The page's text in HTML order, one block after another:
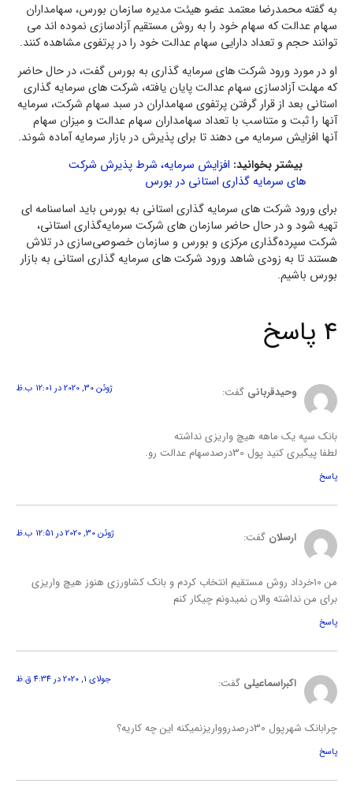
به گفته محمدرضا معتمد عضو هیئت مدیره سازمان بورس، سهامداران
سهام عدالت که سهام خود را به روش مستقیم آزادسازی نموده اند می
توانند حجم و تعداد دارایی سهام عدالت خود را در پرتفوی مشاهده کنند.
او در مورد ورود شرکت های سرمایه گذاری به بورس گفت، در حال حاضر
که مهلت آزادسازی سهام عدالت پایان یافته، شرکت های سرمایه گذاری
استانی بعد از قرار گرفتن پرتفوی سهامداران در سبد سهام شرکت، سرمایه
آنها را ثبت و متناسب با تعداد سهامداران سهام عدالت و میزان سهام
آنها افزایش سرمایه می دهند تا برای پذیرش در بازار سرمایه آماده شوند.
بیشتر بخوانید: افزایش سرمایه، شرط پذیرش شرکت
های سرمایه گذاری استانی در بورس
برای ورود شرکت های سرمایه گذاری استانی به بورس باید اساسنامه ای
تهیه شود و در حال حاضر سازمان های شرکت‌ سرمایه‌گذاری استانی،
شرکت سپرده‌گذاری مرکزی و بورس و سازمان خصوصی‌سازی در تلاش
هستند تا به زودی شاهد ورود شرکت های سرمایه گذاری استانی به بازار
بورس باشیم.
4 پاسخ
وحیدقربانی گفت: ژوئن 30, 2020 در 12:01 ب.ظ
بانک سپه یک ماهه هیچ واریزی نداشته
لطفا پیگیری کنید پول 30درصدسهام عدالت رو.
پاسخ
ارسلان گفت: ژوئن 30, 2020 در 12:51 ب.ظ
من 10خرداد روش مستقیم انتخاب کردم و بانک کشاورزی هنوز هیچ واریزی
برای من نداشته والان نمیدونم چیکار کنم
پاسخ
اکبراسماعیلی گفت: جولای 1, 2020 در 4:34 ق.ظ
چرابانک شهرپول 30درصدروواریزنمیکنه این چه کاریه؟
پاسخ